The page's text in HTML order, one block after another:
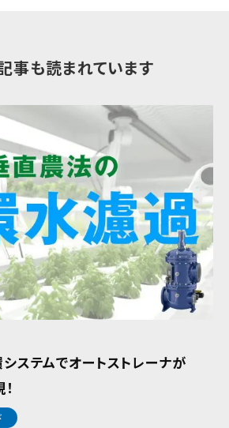
事も読まれています
ステムでオートストレーナが